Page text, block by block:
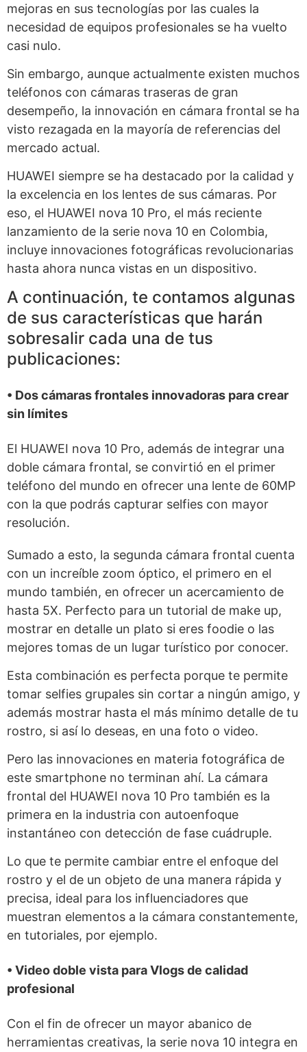
mejoras en sus tecnologías por las cuales la
necesidad de equipos profesionales se ha vuelto
casi nulo.
Sin embargo, aunque actualmente existen muchos
teléfonos con cámaras traseras de gran
desempeño, la innovación en cámara frontal se ha
visto rezagada en la mayoría de referencias del
mercado actual.
HUAWEI siempre se ha destacado por la calidad y
la excelencia en los lentes de sus cámaras. Por
eso, el HUAWEI nova 10 Pro, el más reciente
lanzamiento de la serie nova 10 en Colombia,
incluye innovaciones fotográficas revolucionarias
hasta ahora nunca vistas en un dispositivo.
A continuación, te contamos algunas
de sus características que harán
sobresalir cada una de tus
publicaciones:
• Dos cámaras frontales innovadoras para crear
sin límites
El HUAWEI nova 10 Pro, además de integrar una
doble cámara frontal, se convirtió en el primer
teléfono del mundo en ofrecer una lente de 60MP
con la que podrás capturar selfies con mayor
resolución.
Sumado a esto, la segunda cámara frontal cuenta
con un increíble zoom óptico, el primero en el
mundo también, en ofrecer un acercamiento de
hasta 5X. Perfecto para un tutorial de make up,
mostrar en detalle un plato si eres foodie o las
mejores tomas de un lugar turístico por conocer.
Esta combinación es perfecta porque te permite
tomar selfies grupales sin cortar a ningún amigo, y
además mostrar hasta el más mínimo detalle de tu
rostro, si así lo deseas, en una foto o video.
Pero las innovaciones en materia fotográfica de
este smartphone no terminan ahí. La cámara
frontal del HUAWEI nova 10 Pro también es la
primera en la industria con autoenfoque
instantáneo con detección de fase cuádruple.
Lo que te permite cambiar entre el enfoque del
rostro y el de un objeto de una manera rápida y
precisa, ideal para los influenciadores que
muestran elementos a la cámara constantemente,
en tutoriales, por ejemplo.
• Video doble vista para Vlogs de calidad
profesional
Con el fin de ofrecer un mayor abanico de
herramientas creativas, la serie nova 10 integra en